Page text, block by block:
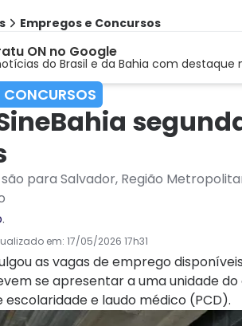
Empregos e Concursos
ON no Google
do Brasil e da Bahia com destaque
CONCURSOS
para Salvador, Região
.
em: 17/05/2026 17h31
as vagas de emprego
se apresentar a uma unidade
e laudo médico (PCD).